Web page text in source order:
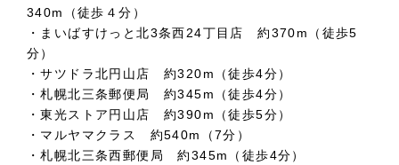
340m（徒歩４分）
・まいばすけっと北3条西24丁目店 約370m（徒歩5
分）
・サツドラ北円山店 約320m（徒歩4分）
・札幌北三条郵便局 約345m（徒歩4分）
・東光ストア円山店 約390m（徒歩5分）
・マルヤマクラス 約540m（7分）
・札幌北三条西郵便局 約345m（徒歩4分）